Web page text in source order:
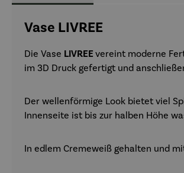
Vase LIVREE
Die Vase LIVREE vereint moderne
im 3D Druck gefertigt und
Der wellenförmige Look bietet viel
Innenseite ist bis zur halben Höhe
In edlem Cremeweiß gehalten und